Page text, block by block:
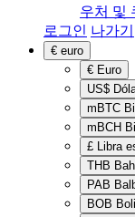
우처 및
로그인 나가기
€ euro
€ Euro
US$
mBTC
mBCH
£ Libra
THB
PAB
BOB